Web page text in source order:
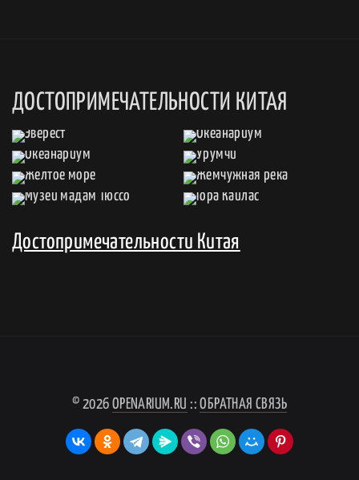
ДОСТОПРИМЕЧАТЕЛЬНОСТИ КИТАЯ
Достопримечательности Китая
© 2026 OPENARIUM.RU ::ОБРАТНАЯ СВЯЗЬ